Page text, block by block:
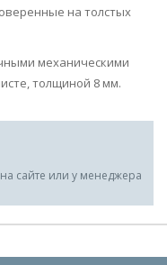
на толстых
механическими
толщиной 8 мм.
сайте или у менеджера